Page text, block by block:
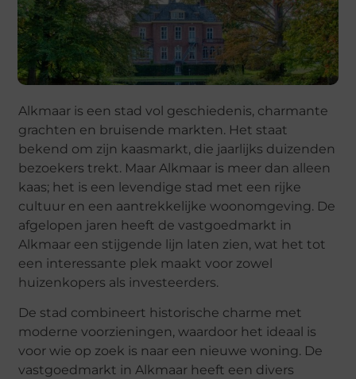
Alkmaar is een stad vol geschiedenis, charmante
grachten en bruisende markten. Het staat
bekend om zijn kaasmarkt, die jaarlijks duizenden
bezoekers trekt. Maar Alkmaar is meer dan alleen
kaas; het is een levendige stad met een rijke
cultuur en een aantrekkelijke woonomgeving. De
afgelopen jaren heeft de vastgoedmarkt in
Alkmaar een stijgende lijn laten zien, wat het tot
een interessante plek maakt voor zowel
huizenkopers als investeerders.
De stad combineert historische charme met
moderne voorzieningen, waardoor het ideaal is
voor wie op zoek is naar een nieuwe woning. De
vastgoedmarkt in Alkmaar heeft een divers